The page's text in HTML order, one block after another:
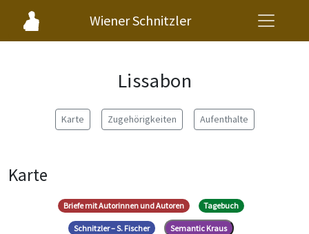
Wiener Schnitzler
Lissabon
Karte Zugehörigkeiten Aufenthalte
Karte
Briefe mit Autorinnen und Autoren Tagebuch
Schnitzler – S. Fischer Semantic Kraus